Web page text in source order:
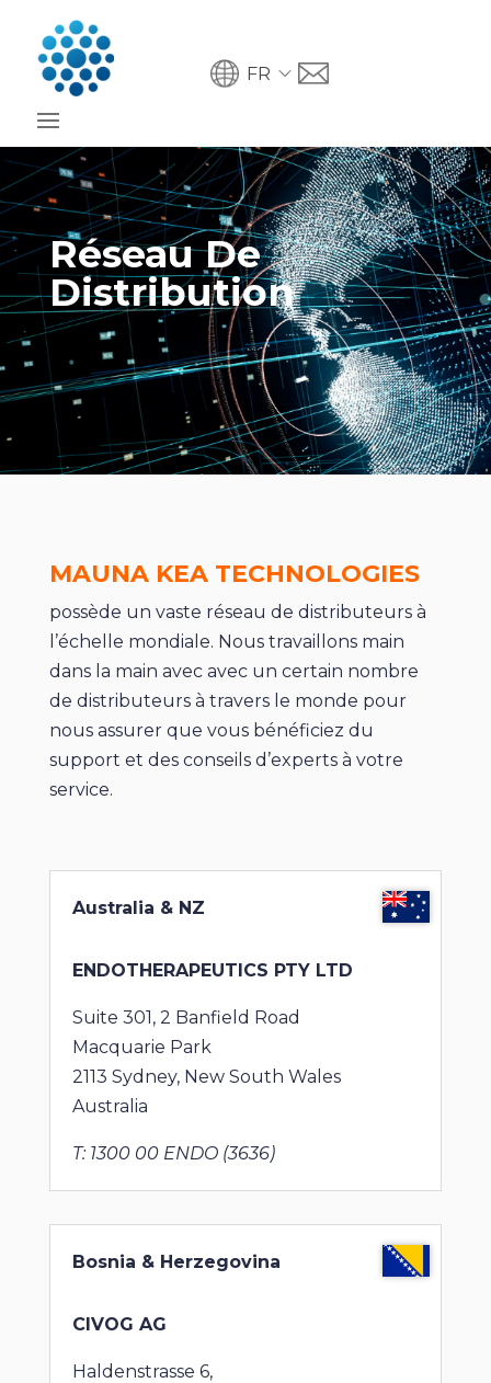
FR
Réseau De
Distribution
MAUNA KEA TECHNOLOGIES
possède un vaste réseau de distributeurs à
l’échelle mondiale. Nous travaillons main
dans la main avec avec un certain nombre
de distributeurs à travers le monde pour
nous assurer que vous bénéficiez du
support et des conseils d’experts à votre
service.
Australia & NZ
ENDOTHERAPEUTICS PTY LTD
Suite 301, 2 Banfield Road
Macquarie Park
2113 Sydney, New South Wales
Australia
T: 1300 00 ENDO (3636)
Bosnia & Herzegovina
CIVOG AG
Haldenstrasse 6,